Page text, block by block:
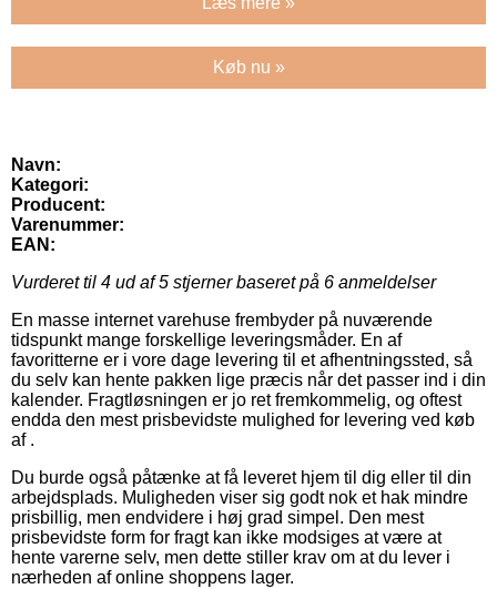
Køb nu »
Navn:
Kategori:
Producent:
Varenummer:
EAN:
Vurderet til 4 ud af 5 stjerner baseret på 6 anmeldelser
En masse internet varehuse frembyder på nuværende
tidspunkt mange forskellige leveringsmåder. En af
favoritterne er i vore dage levering til et afhentningssted, så
du selv kan hente pakken lige præcis når det passer ind i din
kalender. Fragtløsningen er jo ret fremkommelig, og oftest
endda den mest prisbevidste mulighed for levering ved køb
af .
Du burde også påtænke at få leveret hjem til dig eller til din
arbejdsplads. Muligheden viser sig godt nok et hak mindre
prisbillig, men endvidere i høj grad simpel. Den mest
prisbevidste form for fragt kan ikke modsiges at være at
hente varerne selv, men dette stiller krav om at du lever i
nærheden af online shoppens lager.